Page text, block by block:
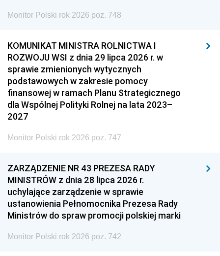
Monitor Polski rok 2026 poz. 748
KOMUNIKAT MINISTRA ROLNICTWA I
ROZWOJU WSI z dnia 29 lipca 2026 r. w
sprawie zmienionych wytycznych
podstawowych w zakresie pomocy
finansowej w ramach Planu Strategicznego
dla Wspólnej Polityki Rolnej na lata 2023–
2027
Monitor Polski rok 2026 poz. 747
ZARZĄDZENIE NR 43 PREZESA RADY
MINISTRÓW z dnia 28 lipca 2026 r.
uchylające zarządzenie w sprawie
ustanowienia Pełnomocnika Prezesa Rady
Ministrów do spraw promocji polskiej marki
Monitor Polski rok 2026 poz. 742